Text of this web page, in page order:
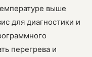
выше
для диагностики и
перегрева и